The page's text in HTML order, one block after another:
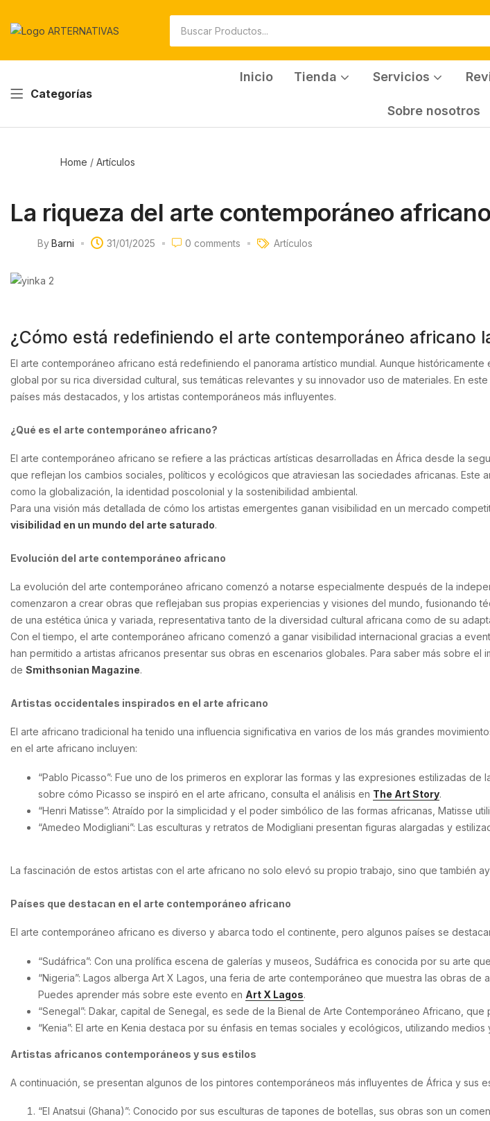
Categorías
Inicio Tienda Servicios
Sobre nosotros
Home / Artículos
La riqueza del arte contemporáneo africano
ByBarni 31/01/2025 0 comments Artículos
¿Cómo está redefiniendo el arte contemporáneo africano
El arte contemporáneo africano está redefiniendo el panorama artístico mundial. Aunque
global por su rica diversidad cultural, sus temáticas relevantes y su innovador uso de materiales. En
países más destacados, y los artistas contemporáneos más influyentes.
¿Qué es el arte contemporáneo africano?
El arte contemporáneo africano se refiere a las prácticas artísticas desarrolladas en África desde la
que reflejan los cambios sociales, políticos y ecológicos que atraviesan las sociedades africanas. Este
como la globalización, la identidad poscolonial y la sostenibilidad ambiental.
Para una visión más detallada de cómo los artistas emergentes ganan visibilidad en un mercado
visibilidad en un mundo del arte saturado.
Evolución del arte contemporáneo africano
La evolución del arte contemporáneo africano comenzó a notarse especialmente después de la
comenzaron a crear obras que reflejaban sus propias experiencias y visiones del mundo, fusionando
de una estética única y variada, representativa tanto de la diversidad cultural africana como de su
Con el tiempo, el arte contemporáneo africano comenzó a ganar visibilidad internacional gracias a
han permitido a artistas africanos presentar sus obras en escenarios globales. Para saber más sobre
de Smithsonian Magazine.
Artistas occidentales inspirados en el arte africano
El arte africano tradicional ha tenido una influencia significativa en varios de los más grandes
en el arte africano incluyen:
“Pablo Picasso”: Fue uno de los primeros en explorar las formas y las expresiones estilizadas
sobre cómo Picasso se inspiró en el arte africano, consulta el análisis en The Art Story.
“Henri Matisse”: Atraído por la simplicidad y el poder simbólico de las formas africanas, Matisse
“Amedeo Modigliani”: Las esculturas y retratos de Modigliani presentan figuras alargadas y
La fascinación de estos artistas con el arte africano no solo elevó su propio trabajo, sino que también
Países que destacan en el arte contemporáneo africano
El arte contemporáneo africano es diverso y abarca todo el continente, pero algunos países se
“Sudáfrica”: Con una prolífica escena de galerías y museos, Sudáfrica es conocida por su arte
“Nigeria”: Lagos alberga Art X Lagos, una feria de arte contemporáneo que muestra las obras
Puedes aprender más sobre este evento en Art X Lagos.
“Senegal”: Dakar, capital de Senegal, es sede de la Bienal de Arte Contemporáneo Africano,
“Kenia”: El arte en Kenia destaca por su énfasis en temas sociales y ecológicos, utilizando medios
Artistas africanos contemporáneos y sus estilos
A continuación, se presentan algunos de los pintores contemporáneos más influyentes de África y sus
“El Anatsui (Ghana)”: Conocido por sus esculturas de tapones de botellas, sus obras son un